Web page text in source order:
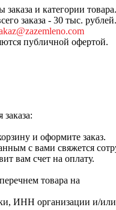
и категории товара.
заказа - 30 тыс. рублей.
публичной офертой.
и оформите заказ.
с вами свяжется
вам счет на оплату.
товара на
ИНН организации и/